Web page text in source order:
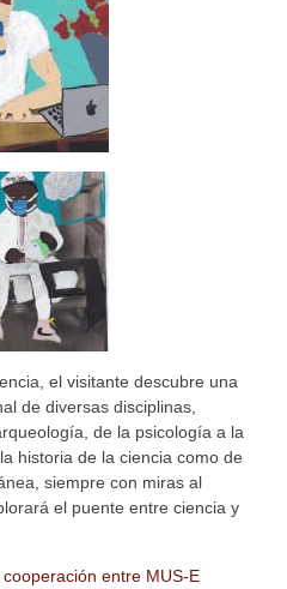
el visitante descubre una
de diversas disciplinas,
de la psicología a la
historia de la ciencia como de
siempre con miras al
el puente entre ciencia y
cooperación entre MUS-E